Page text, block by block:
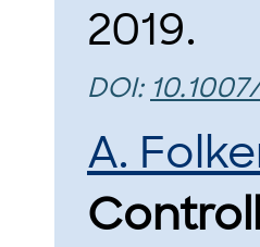
2019.
DOI:
A.